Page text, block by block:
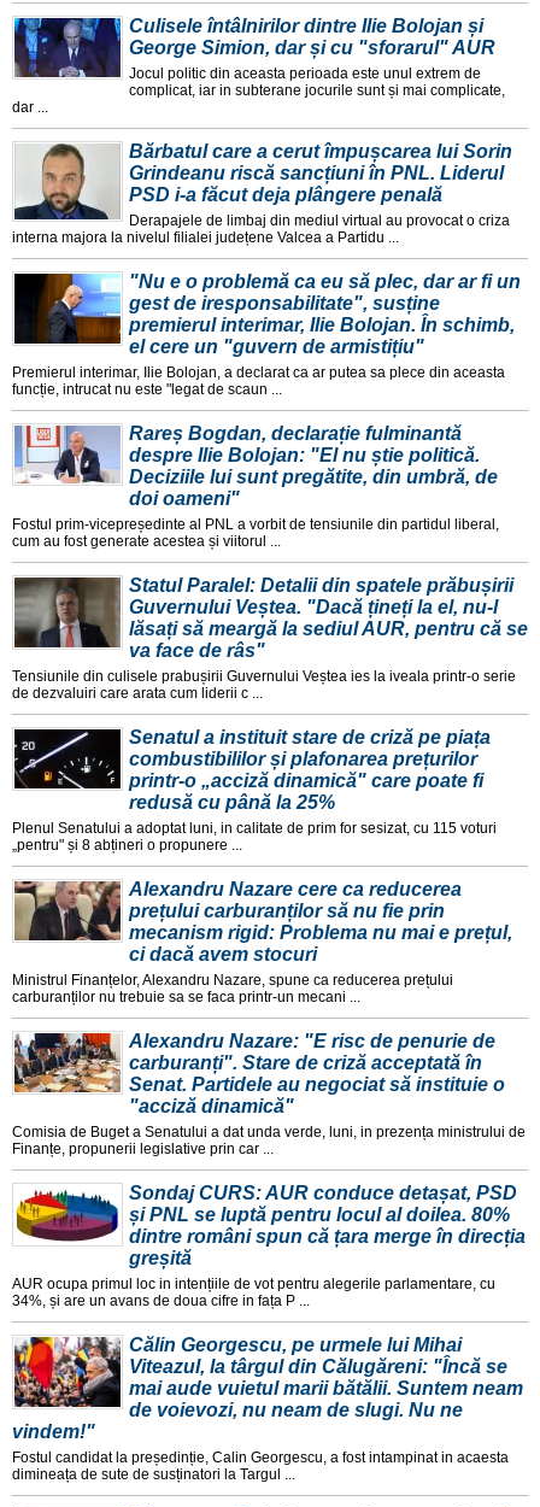
Culisele întâlnirilor dintre Ilie Bolojan și
George Simion, dar și cu "sforarul" AUR
Jocul politic din aceasta perioada este unul extrem de
complicat, iar in subterane jocurile sunt și mai complicate,
dar ...
Bărbatul care a cerut împușcarea lui Sorin
Grindeanu riscă sancțiuni în PNL. Liderul
PSD i-a făcut deja plângere penală
Derapajele de limbaj din mediul virtual au provocat o criza
interna majora la nivelul filialei județene Valcea a Partidu ...
"Nu e o problemă ca eu să plec, dar ar fi un
gest de iresponsabilitate", susține
premierul interimar, Ilie Bolojan. În schimb,
el cere un "guvern de armistițiu"
Premierul interimar, Ilie Bolojan, a declarat ca ar putea sa plece din aceasta
funcție, intrucat nu este "legat de scaun ...
Rareș Bogdan, declarație fulminantă
despre Ilie Bolojan: "El nu știe politică.
Deciziile lui sunt pregătite, din umbră, de
doi oameni"
Fostul prim-vicepreședinte al PNL a vorbit de tensiunile din partidul liberal,
cum au fost generate acestea și viitorul ...
Statul Paralel: Detalii din spatele prăbușirii
Guvernului Veștea. "Dacă țineți la el, nu-l
lăsați să meargă la sediul AUR, pentru că se
va face de râs"
Tensiunile din culisele prabușirii Guvernului Veștea ies la iveala printr-o serie
de dezvaluiri care arata cum liderii c ...
Senatul a instituit stare de criză pe piața
combustibililor și plafonarea prețurilor
printr-o „acciză dinamică" care poate fi
redusă cu până la 25%
Plenul Senatului a adoptat luni, in calitate de prim for sesizat, cu 115 voturi
„pentru" și 8 abțineri o propunere ...
Alexandru Nazare cere ca reducerea
prețului carburanților să nu fie prin
mecanism rigid: Problema nu mai e prețul,
ci dacă avem stocuri
Ministrul Finanțelor, Alexandru Nazare, spune ca reducerea prețului
carburanților nu trebuie sa se faca printr-un mecani ...
Alexandru Nazare: "E risc de penurie de
carburanți". Stare de criză acceptată în
Senat. Partidele au negociat să instituie o
"acciză dinamică"
Comisia de Buget a Senatului a dat unda verde, luni, in prezența ministrului de
Finanțe, propunerii legislative prin car ...
Sondaj CURS: AUR conduce detașat, PSD
și PNL se luptă pentru locul al doilea. 80%
dintre români spun că țara merge în direcția
greșită
AUR ocupa primul loc in intențiile de vot pentru alegerile parlamentare, cu
34%, și are un avans de doua cifre in fața P ...
Călin Georgescu, pe urmele lui Mihai
Viteazul, la târgul din Călugăreni: "Încă se
mai aude vuietul marii bătălii. Suntem neam
de voievozi, nu neam de slugi. Nu ne
vindem!"
Fostul candidat la președinție, Calin Georgescu, a fost intampinat in acaesta
dimineața de sute de susținatori la Targul ...